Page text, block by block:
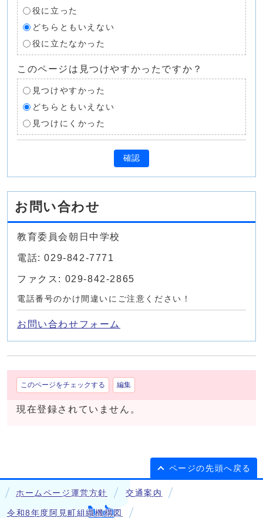
役に立った
どちらともいえない
役に立たなかった
このページは見つけやすかったですか？
見つけやすかった
どちらともいえない
見つけにくかった
確認
お問い合わせ
教育委員会朝日中学校
電話: 029-842-7771
ファクス: 029-842-2865
電話番号のかけ間違いにご注意ください！
お問い合わせフォーム
このページをチェックする 編集
現在登録されていません。
ページの先頭へ戻る
ホームページ運営方針 交通案内
令和8年度阿見町組織機構図